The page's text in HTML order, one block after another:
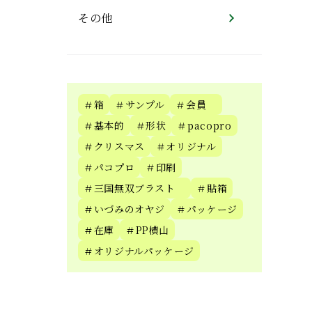
その他
＃箱 ＃サンプル
＃会員
＃基本的
＃形状
＃pacopro
＃クリスマス
＃オリジナル
＃パコプロ
＃印刷
＃三国無双ブラスト
＃貼箱
＃いづみのオヤジ
＃パッケージ
＃在庫
＃PP横山
＃オリジナルパッケージ